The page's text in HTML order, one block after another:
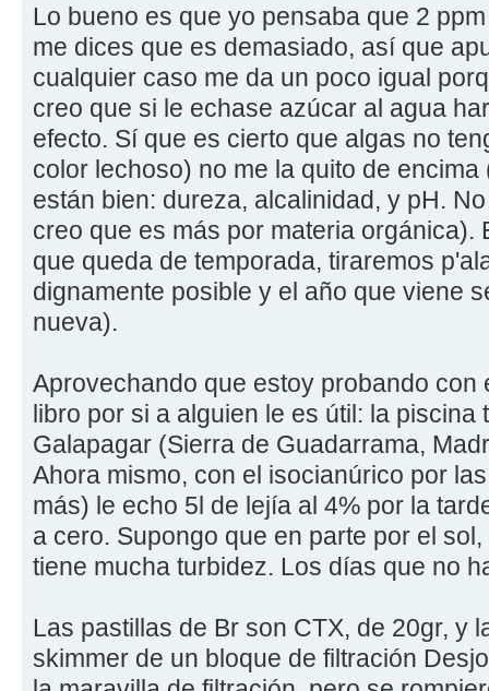
Lo bueno es que yo pensaba que 2
me dices que es demasiado, así que
cualquier caso me da un poco igual
creo que si le echase azúcar al agua
efecto. Sí que es cierto que algas no
color lechoso) no me la quito de
están bien: dureza, alcalinidad, y pH.
creo que es más por materia orgánica).
que queda de temporada, tiraremos
dignamente posible y el año que viene
nueva).
Aprovechando que estoy probando con
libro por si a alguien le es útil: la piscina
Galapagar (Sierra de Guadarrama,
Ahora mismo, con el isocianúrico por
más) le echo 5l de lejía al 4% por la
a cero. Supongo que en parte por el
tiene mucha turbidez. Los días que no
Las pastillas de Br son CTX, de 20gr, y
skimmer de un bloque de filtración